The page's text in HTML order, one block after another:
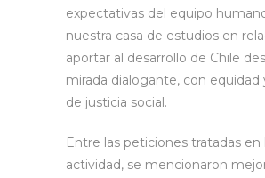
expectativas del equipo
nuestra casa de estudios en
aportar al desarrollo de Chile
mirada dialogante, con equidad
de justicia social.
Entre las peticiones tratadas en
actividad, se mencionaron